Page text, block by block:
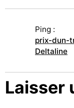
Ping :
prix-dun-
Deltaline
Laisser